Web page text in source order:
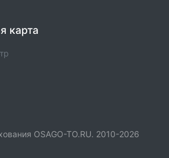
карта
OSAGO-TO.RU. 2010-2026